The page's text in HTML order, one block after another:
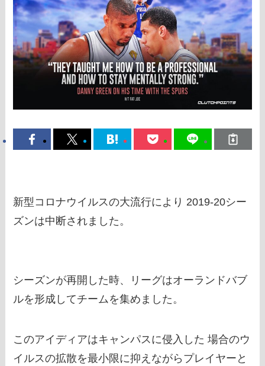
新型コロナウイルスの大流行により 2019-20シー
ズンは中断されました。
シーズンが再開した時、リーグはオーランドバブ
ルを形成してチームを集めました。
このアイディアはキャンパスに侵入した 場合のウ
イルスの拡散を最小限に抑えながらプレイヤーと